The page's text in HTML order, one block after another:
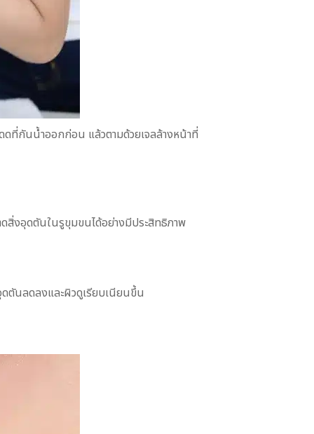
ที่กันน้ำออกก่อน แล้วตามด้วยเจลล้างหน้าที่
ดสิ่งอุดตันในรูขุมขนได้อย่างมีประสิทธิภาพ
ตันลดลงและผิวดูเรียบเนียนขึ้น